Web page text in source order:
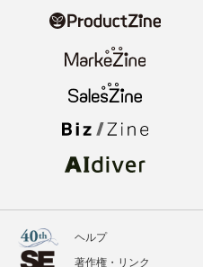
ヘルプ
著作権・リンク